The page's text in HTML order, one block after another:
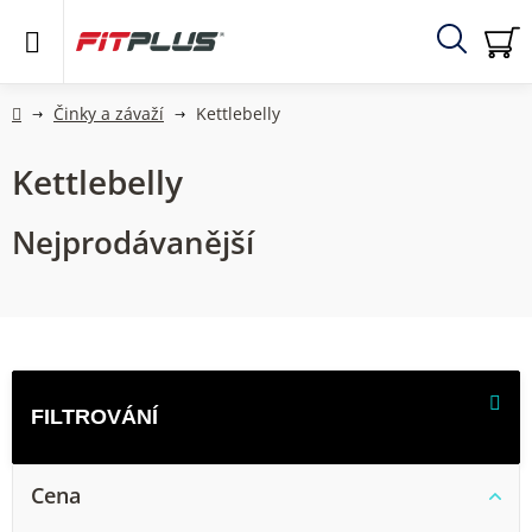
Hledat
DomůČinky a závaží Kettlebelly
Kettlebelly
Nejprodávanější
Cena
V